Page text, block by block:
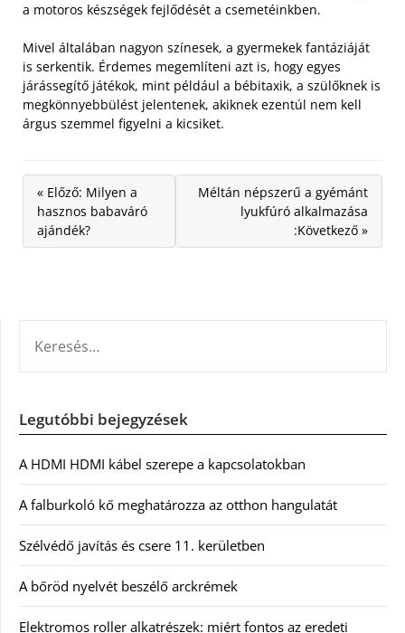
a motoros készségek fejlődését a csemetéinkben.
Mivel általában nagyon színesek, a gyermekek fantáziáját
is serkentik. Érdemes megemlíteni azt is, hogy egyes
járássegítő játékok, mint például a bébitaxik, a szülőknek is
megkönnyebbülést jelentenek, akiknek ezentúl nem kell
árgus szemmel figyelni a kicsiket.
« Előző: Milyen a
hasznos babaváró
ajándék?
Méltán népszerű a gyémánt
lyukfúró alkalmazása
:Következő »
Legutóbbi bejegyzések
A HDMI HDMI kábel szerepe a kapcsolatokban
A falburkoló kő meghatározza az otthon hangulatát
Szélvédő javítás és csere 11. kerületben
A bőröd nyelvét beszélő arckrémek
Elektromos roller alkatrészek: miért fontos az eredeti